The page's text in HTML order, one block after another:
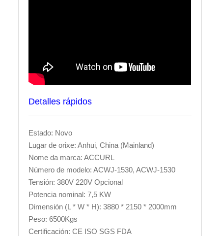
Detalles rápidos
Estado: Novo
Lugar de orixe: Anhui, China (Mainland)
Nome da marca: ACCURL
Número de modelo: ACWJ-1530, ACWJ-1530
Tensión: 380V 220V Opcional
Potencia nominal: 7,5 KW
Dimensión (L * W * H): 3880 * 2150 * 2000mm
Peso: 6500Kgs
Certificación: CE ISO SGS FDA